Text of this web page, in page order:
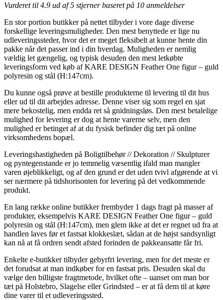
Vurderet til 4.9 ud af 5 stjerner baseret på 10 anmeldelser
En stor portion butikker på nettet tilbyder i vore dage diverse
forskellige leveringsmuligheder. Den mest benyttede er lige nu
udleveringssteder, hvor det er meget fleksibelt at kunne hente din
pakke når det passer ind i din hverdag. Muligheden er nemlig
vældig let gængelig, og typisk desuden den mest letkøbte
leveringsform ved køb af KARE DESIGN Feather One figur – guld
polyresin og stål (H:147cm).
Du kunne også prøve at bestille produkterne til levering til dit hus
eller ud til dit arbejdes adresse. Denne viser sig som regel en sjat
mere bekostelig, men endda ret så gnidningsløs. Den mest betalelige
mulighed for levering er dog at hente varerne selv, men den
mulighed er betinget af at du fysisk befinder dig tæt på online
virksomhedens bopæl.
Leveringshastigheden på Boligtilbehør // Dekoration // Skulpturer
og pyntegenstande er jo temmelig væsentlig ifald man mangler
varen øjeblikkeligt, og af den grund er det uden tvivl afgørende at vi
ser nærmere på tidshorisonten for levering på det vedkommende
produkt.
En lang række online butikker frembyder 1 dags fragt på masser af
produkter, eksempelvis KARE DESIGN Feather One figur – guld
polyresin og stål (H:147cm), men glem ikke at det er regnet ud fra at
handlen laves før et fastsat klokkeslæt, sådan at de højst sandsynligt
kan nå at få ordren sendt afsted forinden de pakkeansatte får fri.
Enkelte e-butikker tilbyder gebyrfri levering, men for det meste er
det forudsat at man indkøber for en fastsat pris. Desuden skal du
vælge den billigste fragtmetode, hvilket ofte – uanset om man bor
tæt på Holstebro, Slagelse eller Grindsted – er at få dem til at køre
dine varer til et udleveringssted.